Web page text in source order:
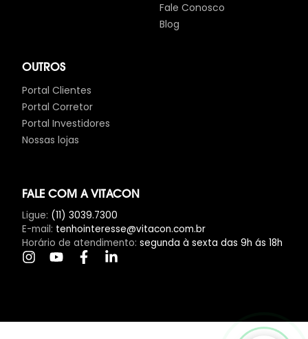
Fale Conosco
Blog
OUTROS
Portal Clientes
Portal Corretor
Portal Investidores
Nossas lojas
FALE COM A VITACON
Ligue: (11) 3039.7300
E-mail: tenhointeresse@vitacon.com.br
Horário de atendimento: segunda à sexta das 9h ás 18h